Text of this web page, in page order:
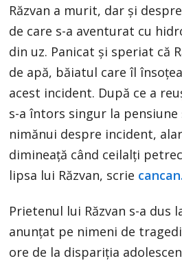
Răzvan a murit, dar și
de care s-a aventurat cu
din uz. Panicat și speriat că
de apă, băiatul care îl
acest incident. După ce a
s-a întors singur la pensiune
nimănui despre incident,
dimineață când ceilalți
lipsa lui Răzvan, scrie
Prietenul lui Răzvan s-a dus
anunţat pe nimeni de
ore de la dispariţia